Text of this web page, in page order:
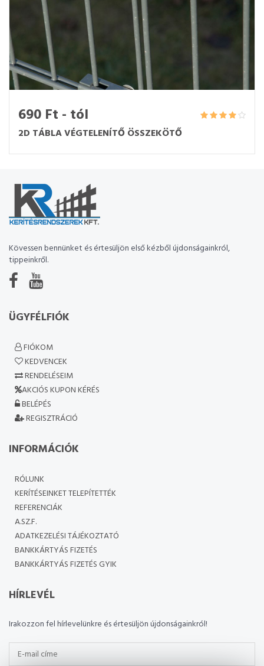
690 Ft - tól
2D TÁBLA VÉGTELENÍTŐ ÖSSZEKÖTŐ
Kövessen bennünket és értesüljön első kézből újdonságainkról,
tippeinkről.
ÜGYFÉLFIÓK
FIÓKOM
KEDVENCEK
RENDELÉSEIM
AKCIÓS KUPON KÉRÉS
BELÉPÉS
REGISZTRÁCIÓ
INFORMÁCIÓK
RÓLUNK
KERÍTÉSEINKET TELEPÍTETTÉK
REFERENCIÁK
A.SZ.F.
ADATKEZELÉSI TÁJÉKOZTATÓ
BANKKÁRTYÁS FIZETÉS
BANKKÁRTYÁS FIZETÉS GYIK
HÍRLEVÉL
Irakozzon fel hírlevelünkre és értesüljön újdonságainkról!